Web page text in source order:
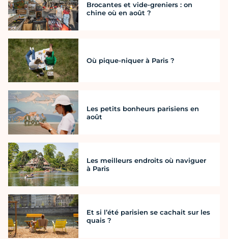
Brocantes et vide-greniers : on
chine où en août ?
Où pique-niquer à Paris ?
Les petits bonheurs parisiens en
août
Les meilleurs endroits où naviguer
à Paris
Et si l’été parisien se cachait sur les
quais ?